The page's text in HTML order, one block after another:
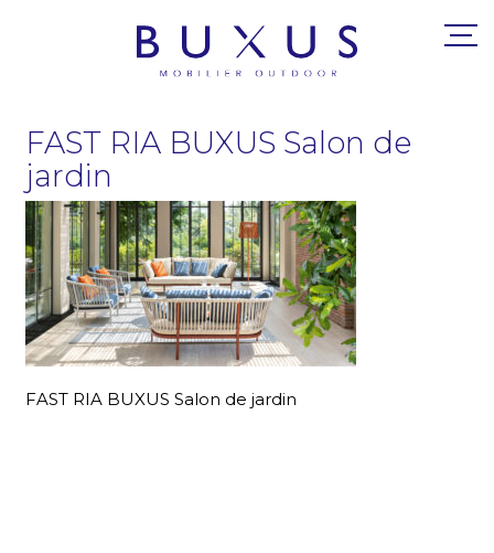
FAST RIA BUXUS Salon de
jardin
FAST RIA BUXUS Salon de jardin